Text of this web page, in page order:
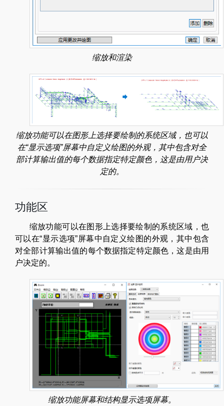
缩放和渲染
缩放功能可以在图形上选择要绘制的系统区域，也可以
在“显示选项”屏幕中自定义绘图的外观，其中包含对全
部计算输出值的每个数据指定特定颜色，这是由用户决
定的。
功能区
缩放功能可以在图形上选择要绘制的系统区域，也
可以在“显示选项”屏幕中自定义绘图的外观，其中包含
对全部计算输出值的每个数据指定特定颜色，这是由用
户决定的。
缩放功能屏幕和结构显示选项屏幕。